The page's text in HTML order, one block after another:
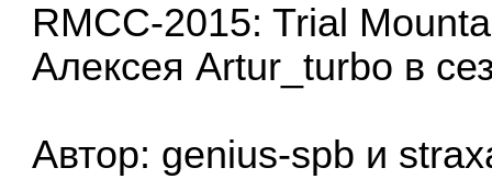
RMCC-2015: Trial
Алексея Artur_turbo в
Автор: genius-spb и